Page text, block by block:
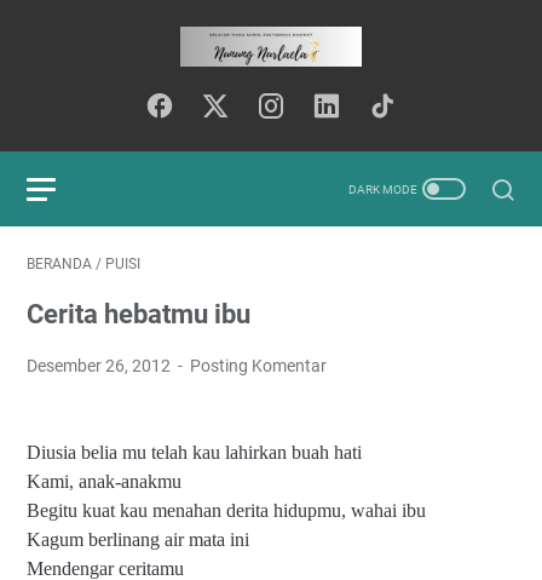
BERANDA / PUISI
Cerita hebatmu ibu
Desember 26, 2012 Posting Komentar
Diusia belia mu telah kau lahirkan buah hati
Kami, anak-anakmu
Begitu kuat kau menahan derita hidupmu, wahai ibu
Kagum berlinang air mata ini
Mendengar ceritamu